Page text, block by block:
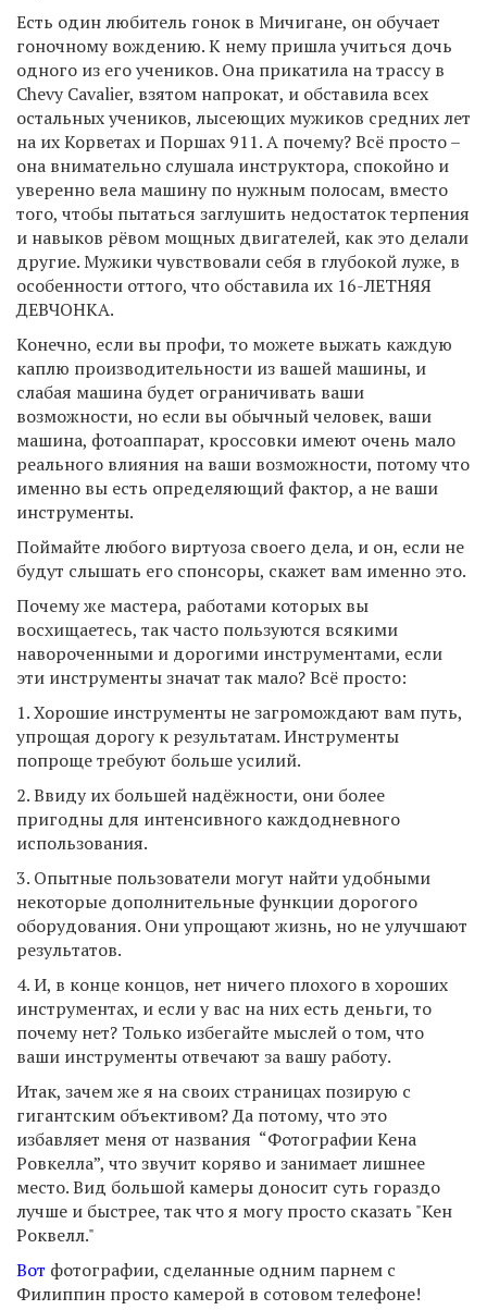
Есть один любитель гонок в Мичигане, он обучает
гоночному вождению. К нему пришла учиться дочь
одного из его учеников. Она прикатила на трассу в
Chevy Cavalier, взятом напрокат, и обставила всех
остальных учеников, лысеющих мужиков средних лет
на их Корветах и Поршах 911. А почему? Всё просто –
она внимательно слушала инструктора, спокойно и
уверенно вела машину по нужным полосам, вместо
того, чтобы пытаться заглушить недостаток терпения
и навыков рёвом мощных двигателей, как это делали
другие. Мужики чувствовали себя в глубокой луже, в
особенности оттого, что обставила их 16-ЛЕТНЯЯ
ДЕВЧОНКА.
Конечно, если вы профи, то можете выжать каждую
каплю производительности из вашей машины, и
слабая машина будет ограничивать ваши
возможности, но если вы обычный человек, ваши
машина, фотоаппарат, кроссовки имеют очень мало
реального влияния на ваши возможности, потому что
именно вы есть определяющий фактор, а не ваши
инструменты.
Поймайте любого виртуоза своего дела, и он, если не
будут слышать его спонсоры, скажет вам именно это.
Почему же мастера, работами которых вы
восхищаетесь, так часто пользуются всякими
навороченными и дорогими инструментами, если
эти инструменты значат так мало? Всё просто:
1. Хорошие инструменты не загромождают вам путь,
упрощая дорогу к результатам. Инструменты
попроще требуют больше усилий.
2. Ввиду их большей надёжности, они более
пригодны для интенсивного каждодневного
использования.
3. Опытные пользователи могут найти удобными
некоторые дополнительные функции дорогого
оборудования. Они упрощают жизнь, но не улучшают
результатов.
4. И, в конце концов, нет ничего плохого в хороших
инструментах, и если у вас на них есть деньги, то
почему нет? Только избегайте мыслей о том, что
ваши инструменты отвечают за вашу работу.
Итак, зачем же я на своих страницах позирую с
гигантским объективом? Да потому, что это
избавляет меня от названия “Фотографии Кена
Ровкелла”, что звучит коряво и занимает лишнее
место. Вид большой камеры доносит суть гораздо
лучше и быстрее, так что я могу просто сказать "Кен
Роквелл."
Вот фотографии, сделанные одним парнем с
Филиппин просто камерой в сотовом телефоне!